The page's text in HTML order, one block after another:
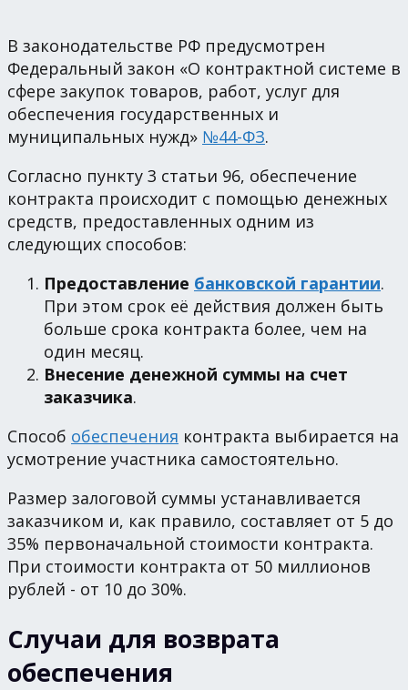
В законодательстве РФ предусмотрен
Федеральный закон «О контрактной системе в
сфере закупок товаров, работ, услуг для
обеспечения государственных и
муниципальных нужд» №44-ФЗ.
Согласно пункту 3 статьи 96, обеспечение
контракта происходит с помощью денежных
средств, предоставленных одним из
следующих способов:
Предоставление банковской гарантии.
При этом срок её действия должен быть
больше срока контракта более, чем на
один месяц.
Внесение денежной суммы на счет
заказчика.
Способ обеспечения контракта выбирается на
усмотрение участника самостоятельно.
Размер залоговой суммы устанавливается
заказчиком и, как правило, составляет от 5 до
35% первоначальной стоимости контракта.
При стоимости контракта от 50 миллионов
рублей - от 10 до 30%.
Случаи для возврата
обеспечения